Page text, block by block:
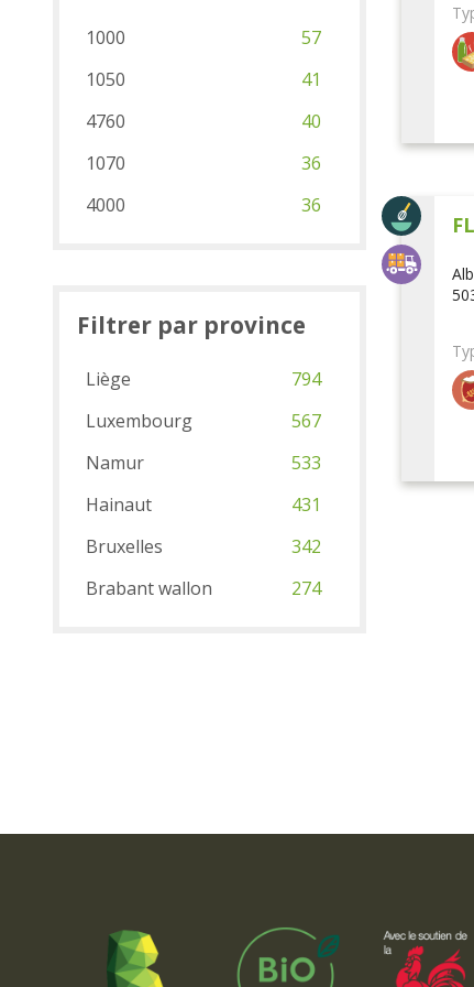
1000
57
1050
41
4760
40
1070
36
4000
36
Filtrer par province
Liège
794
Luxembourg
567
Namur
533
Hainaut
431
Bruxelles
342
Brabant wallon
274